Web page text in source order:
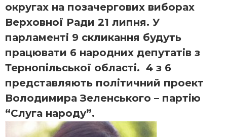
округах на позачергових виборах
Верховної Ради 21 липня. У
парламенті 9 скликання будуть
працювати 6 народних депутатів з
Тернопільської області. 4 з 6
представляють політичний проект
Володимира Зеленського – партію
“Слуга народу”.